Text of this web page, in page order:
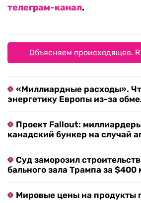
телеграм-канал.
Объясняем происходящее.
«Миллиардные расходы».
энергетику Европы из-за
Проект Fallout:
канадский бункер на случай
Суд заморозил
бального зала Трампа за $400
Мировые цены на продукты